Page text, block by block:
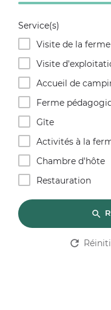
Service(s)
Visite de la ferme
Visite
Accueil de
Ferme
Gîte
Activités à la
Chambre d'hôte
Restauration